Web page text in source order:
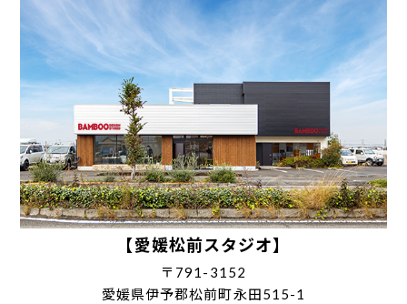
【愛媛松前スタジオ】
〒791-3152
愛媛県伊予郡松前町永田515-1